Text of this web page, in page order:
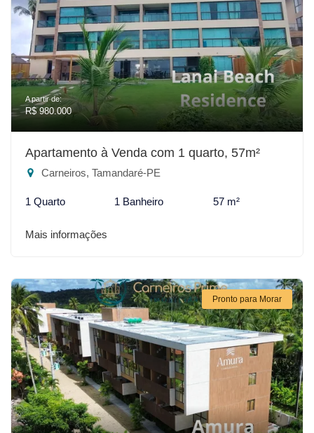
A partir de:
R$ 980.000
Apartamento à Venda com 1 quarto, 57m²
Carneiros, Tamandaré-PE
1 Quarto 1 Banheiro 57 m²
Mais informações
Pronto para Morar